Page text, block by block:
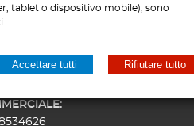
56/58 - 65126
tablet o dispositivo mobile), sono
Accettare tutti Rifiutare tutto